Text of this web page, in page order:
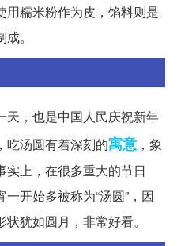
用糯米粉作为皮，馅料则是
。
天，也是中国人民庆祝新年
吃汤圆有着深刻的寓意 ，象
上，在很多重大的节日
开始多被称为“汤圆”，因
犹如圆月，非常好看。